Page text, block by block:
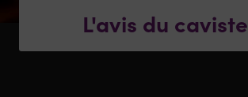
L'avis du caviste